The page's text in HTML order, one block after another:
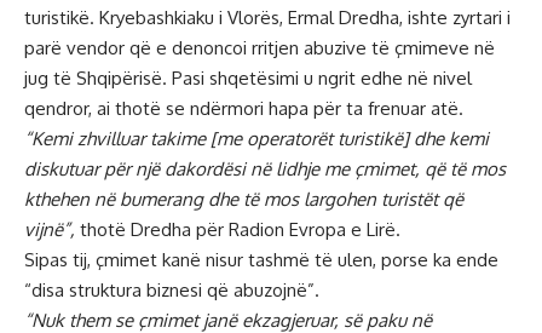
turistikë. Kryebashkiaku i Vlorës, Ermal Dredha, ishte zyrtari i
parë vendor që e denoncoi rritjen abuzive të çmimeve në
jug të Shqipërisë. Pasi shqetësimi u ngrit edhe në nivel
qendror, ai thotë se ndërmori hapa për ta frenuar atë.
“Kemi zhvilluar takime [me operatorët turistikë] dhe kemi
diskutuar për një dakordësi në lidhje me çmimet, që të mos
kthehen në bumerang dhe të mos largohen turistët që
vijnë”, thotë Dredha për Radion Evropa e Lirë.
Sipas tij, çmimet kanë nisur tashmë të ulen, porse ka ende
“disa struktura biznesi që abuzojnë”.
“Nuk them se çmimet janë ekzagjeruar, së paku në